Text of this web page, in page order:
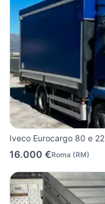
Iveco Eurocargo 80 e 22
16.000 €Roma (RM)